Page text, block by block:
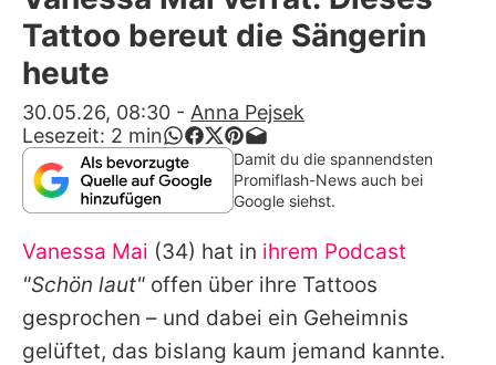
Alle Themen auf Promiflash
App runterladen
Team
Redaktionelle Richtlinien
Impressum
Datenschutzerklärung
Nutzungsbedingungen
Tattoo bereut die Sängerin
heute
30.05.26, 08:30 - Anna Pejsek
Lesezeit: 2 min
Damit du die spannendsten
Promiflash-News auch bei
Google siehst.
Vanessa Mai (34) hat in ihrem Podcast
"Schön laut" offen über ihre Tattoos
gesprochen – und dabei ein Geheimnis
gelüftet, das bislang kaum jemand kannte.